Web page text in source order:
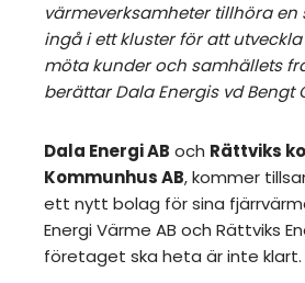
värmeverksamheter tillhöra en
ingå i ett kluster för att
möta kunder och samhällets
berättar Dala Energis vd Bengt
Dala Energi AB och Rättviks
Kommunhus AB, kommer
ett nytt bolag för sina
Energi Värme AB och Rättviks
företaget ska heta är inte klart.